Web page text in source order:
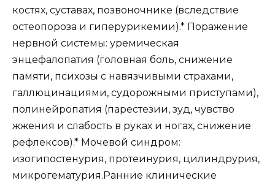
костях, суставах, позвоночнике (вследствие
остеопороза и гиперурикемии).* Поражение
нервной системы: уремическая
энцефалопатия (головная боль, снижение
памяти, психозы с навязчивыми страхами,
галлюцинациями, судорожными приступами),
полинейропатия (парестезии, зуд, чувство
жжения и слабость в руках и ногах, снижение
рефлексов).* Мочевой синдром:
изогипостенурия, протеинурия, цилиндрурия,
микрогематурия.Ранние клинические